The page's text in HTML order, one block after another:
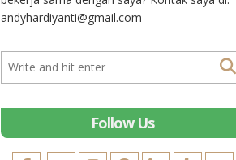
andyhardiyanti@gmail.com
Follow Us